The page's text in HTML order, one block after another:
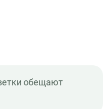
обещают